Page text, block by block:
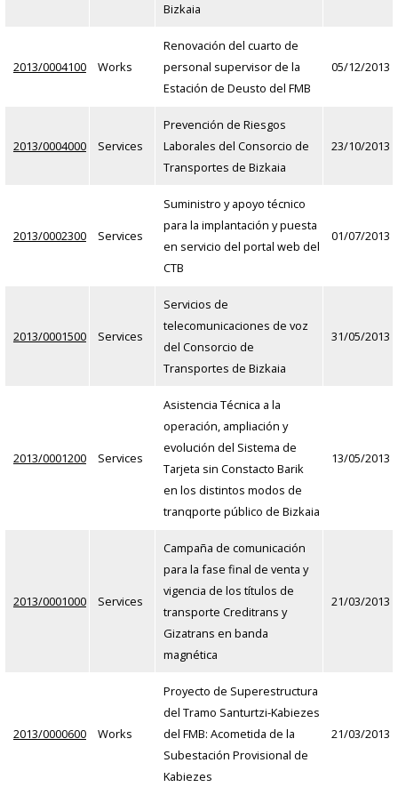
Bizkaia
2013/0004100 Works
Renovación del cuarto de
personal supervisor de la
Estación de Deusto del FMB
05/12/2013
2013/0004000 Services
Prevención de Riesgos
Laborales del Consorcio de
Transportes de Bizkaia
23/10/2013
2013/0002300 Services
Suministro y apoyo técnico
para la implantación y puesta
en servicio del portal web del
CTB
01/07/2013
2013/0001500 Services
Servicios de
telecomunicaciones de voz
del Consorcio de
Transportes de Bizkaia
31/05/2013
2013/0001200 Services
Asistencia Técnica a la
operación, ampliación y
evolución del Sistema de
Tarjeta sin Constacto Barik
en los distintos modos de
tranqporte público de Bizkaia
13/05/2013
2013/0001000 Services
Campaña de comunicación
para la fase final de venta y
vigencia de los títulos de
transporte Creditrans y
Gizatrans en banda
magnética
21/03/2013
2013/0000600 Works
Proyecto de Superestructura
del Tramo Santurtzi-Kabiezes
del FMB: Acometida de la
Subestación Provisional de
Kabiezes
21/03/2013